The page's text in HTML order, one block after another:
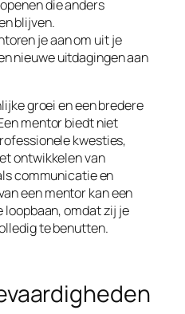
die anders
blijven.
je aan om uit je
nieuwe uitdagingen aan
groei en een bredere
mentor biedt niet
kwesties,
ontwikkelen van
communicatie en
een mentor kan een
loopbaan, omdat zij je
te benutten.